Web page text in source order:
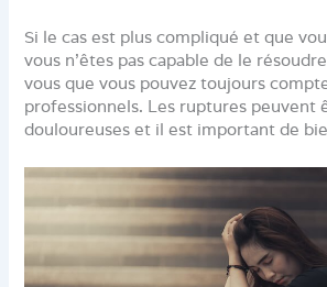
Si le cas est plus compliqué et que
vous n’êtes pas capable de le
vous que vous pouvez toujours
professionnels. Les ruptures peuvent
douloureuses et il est important de